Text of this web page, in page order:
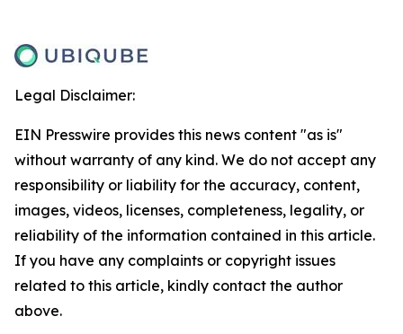
Legal Disclaimer:
EIN Presswire provides this news content "as is"
without warranty of any kind. We do not accept any
responsibility or liability for the accuracy, content,
images, videos, licenses, completeness, legality, or
reliability of the information contained in this article.
If you have any complaints or copyright issues
related to this article, kindly contact the author
above.